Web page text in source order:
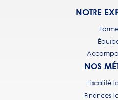
NOTRE
NOS
Fiscalité
Finances